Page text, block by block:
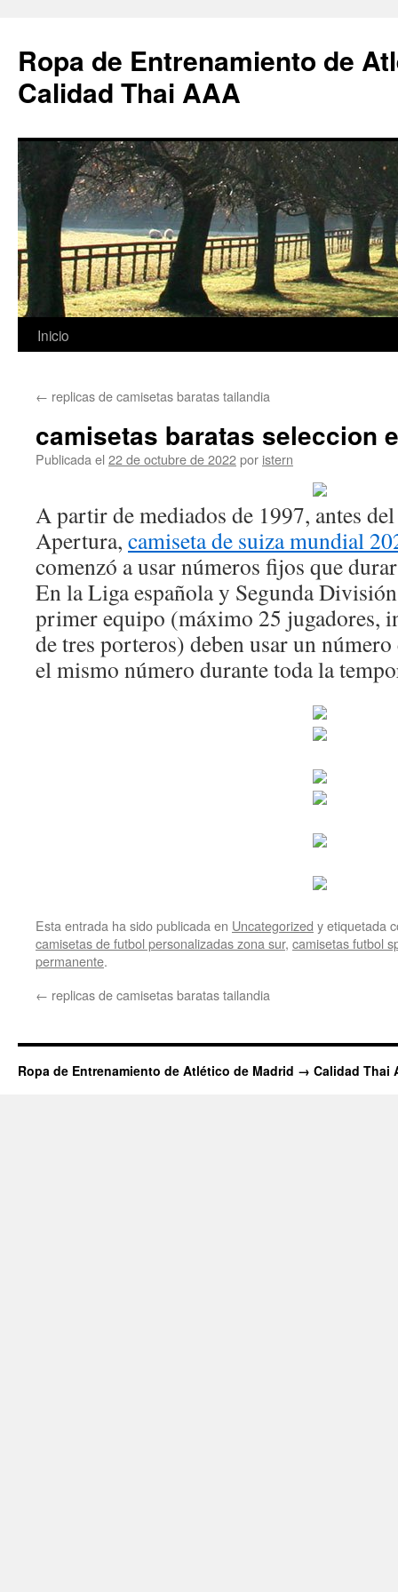
Ropa de Entrenamiento de
Calidad Thai AAA
Saltar
contenido
Inicio
← replicas de camisetas baratas tailandia
camisetas baratas seleccion
Publicada el 22 de octubre de 2022por istern
A partir de mediados de 1997, antes
Apertura, camiseta de suiza mundial
comenzó a usar números fijos que
En la Liga española y Segunda
primer equipo (máximo 25 jugadores,
de tres porteros) deben usar un
el mismo número durante toda la
Esta entrada ha sido publicada en Uncategorized y etiquetada
camisetas de futbol personalizadas zona sur, camisetas futbol
permanente.
← replicas de camisetas baratas tailandia
Ropa de Entrenamiento de Atlético de Madrid → Calidad Thai